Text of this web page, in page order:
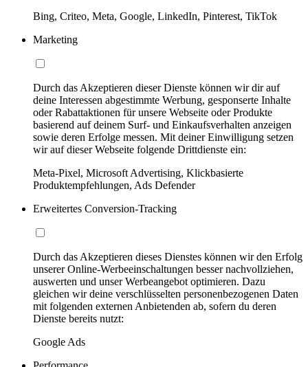
Bing, Criteo, Meta, Google, LinkedIn, Pinterest, TikTok
Marketing
Durch das Akzeptieren dieser Dienste können wir dir auf
deine Interessen abgestimmte Werbung, gesponserte Inhalte
oder Rabattaktionen für unsere Webseite oder Produkte
basierend auf deinem Surf- und Einkaufsverhalten anzeigen
sowie deren Erfolge messen. Mit deiner Einwilligung setzen
wir auf dieser Webseite folgende Drittdienste ein:
Meta-Pixel, Microsoft Advertising, Klickbasierte
Produktempfehlungen, Ads Defender
Erweitertes Conversion-Tracking
Durch das Akzeptieren dieses Dienstes können wir den Erfolg
unserer Online-Werbeeinschaltungen besser nachvollziehen,
auswerten und unser Werbeangebot optimieren. Dazu
gleichen wir deine verschlüsselten personenbezogenen Daten
mit folgenden externen Anbietenden ab, sofern du deren
Dienste bereits nutzt:
Google Ads